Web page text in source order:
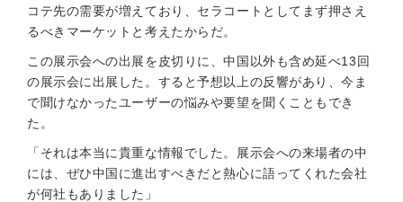
コテ先の需要が増えており、セラコートとしてまず押さえ
るべきマーケットと考えたからだ。
この展示会への出展を皮切りに、中国以外も含め延べ13回
の展示会に出展した。すると予想以上の反響があり、今ま
で聞けなかったユーザーの悩みや要望を聞くこともでき
た。
「それは本当に貴重な情報でした。展示会への来場者の中
には、ぜひ中国に進出すべきだと熱心に語ってくれた会社
が何社もありました」